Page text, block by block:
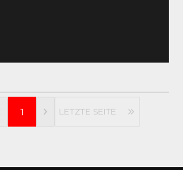
1 LETZTE SEITE